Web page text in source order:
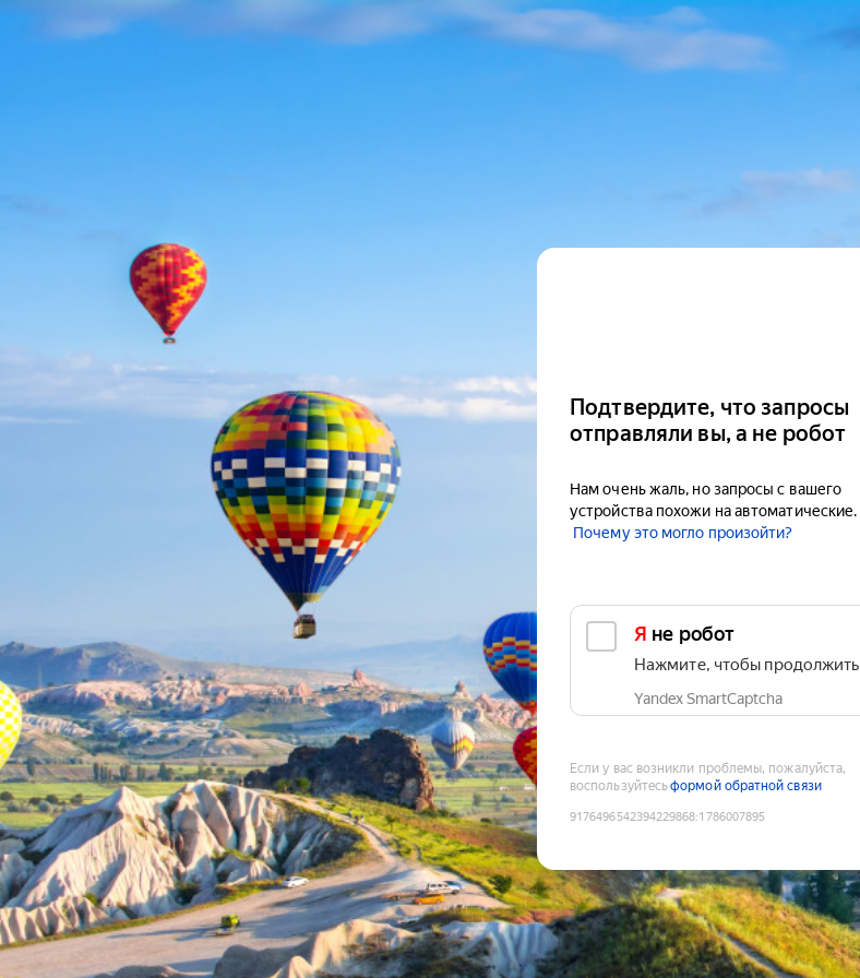
Подтвердите, что запросы
отправляли вы, а не робот
Нам очень жаль, но запросы с вашего
устройства похожи на автоматические.
Почему это могло произойти?
Я не робот
Нажмите, чтобы продолжить
Yandex SmartCaptcha
Если у вас возникли проблемы, пожалуйста,
воспользуйтесьформой обратной связи
9176496542394229868:1786007895